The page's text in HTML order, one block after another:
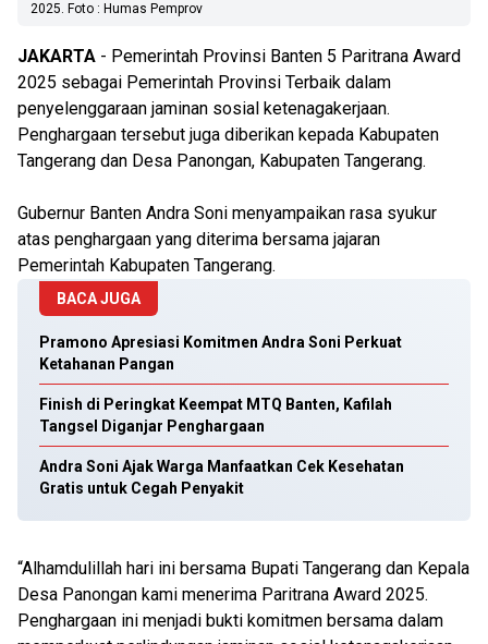
2025. Foto : Humas Pemprov
JAKARTA - Pemerintah Provinsi Banten 5 Paritrana Award
2025 sebagai Pemerintah Provinsi Terbaik dalam
penyelenggaraan jaminan sosial ketenagakerjaan.
Penghargaan tersebut juga diberikan kepada Kabupaten
Tangerang dan Desa Panongan, Kabupaten Tangerang.
Gubernur Banten Andra Soni menyampaikan rasa syukur
atas penghargaan yang diterima bersama jajaran
Pemerintah Kabupaten Tangerang.
BACA JUGA
Pramono Apresiasi Komitmen Andra Soni Perkuat
Ketahanan Pangan
Finish di Peringkat Keempat MTQ Banten, Kafilah
Tangsel Diganjar Penghargaan
Andra Soni Ajak Warga Manfaatkan Cek Kesehatan
Gratis untuk Cegah Penyakit
“Alhamdulillah hari ini bersama Bupati Tangerang dan Kepala
Desa Panongan kami menerima Paritrana Award 2025.
Penghargaan ini menjadi bukti komitmen bersama dalam